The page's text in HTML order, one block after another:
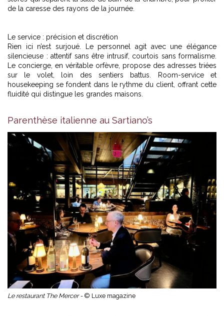
de la caresse des rayons de la journée.
Le service : précision et discrétion
Rien ici n’est surjoué. Le personnel agit avec une élégance
silencieuse : attentif sans être intrusif, courtois sans formalisme.
Le concierge, en véritable orfèvre, propose des adresses triées
sur le volet, loin des sentiers battus. Room-service et
housekeeping se fondent dans le rythme du client, offrant cette
fluidité qui distingue les grandes maisons.
Parenthèse italienne au Sartiano’s
Le restaurant The Mercer - © Luxe magazine